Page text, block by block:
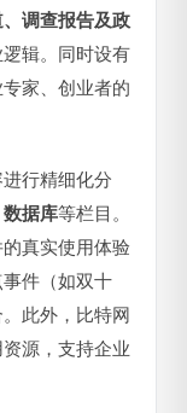
调查报告及政
辑。同时设有
家、创业者的
进行精细化分
据库等栏目。
真实使用体验
件（如双十
此外，比特网
源，支持企业